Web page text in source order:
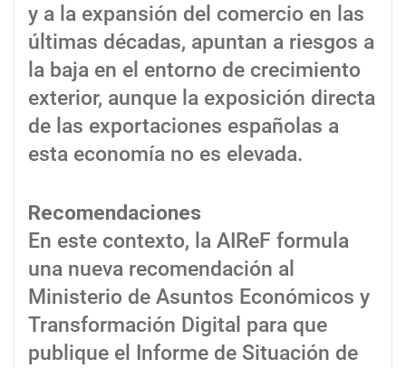
y a la expansión del comercio en las
últimas décadas, apuntan a riesgos a
la baja en el entorno de crecimiento
exterior, aunque la exposición directa
de las exportaciones españolas a
esta economía no es elevada.
Recomendaciones
En este contexto, la AIReF formula
una nueva recomendación al
Ministerio de Asuntos Económicos y
Transformación Digital para que
publique el Informe de Situación de